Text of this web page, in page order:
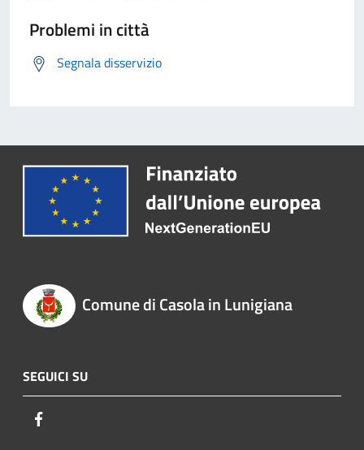
Problemi in città
Segnala disservizio
Comune di Casola in Lunigiana
SEGUICI SU